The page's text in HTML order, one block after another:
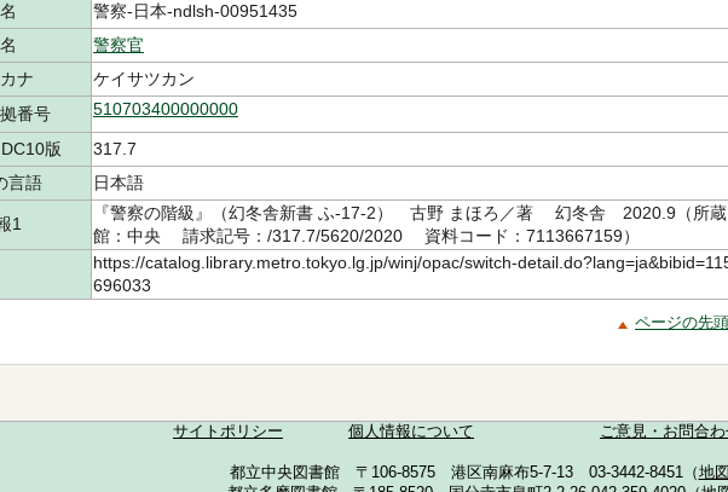
警察-日本-ndlsh-00951435
警察官
ナ
ケイサツカン
番号
510703400000000
版
317.7
言語
日本語
1
『警察の階級』（幻冬舎新書 ふ-17-2） 古野 まほろ／著 幻冬舎 2020.9（所蔵
館：中央 請求記号：/317.7/5620/2020 資料コード：7113667159）
https://catalog.library.metro.tokyo.lg.jp/winj/opac/switch-
696033
ページの先
サイトポリシー 個人情報について ご意見・お問合
都立中央図書館 〒106-8575 港区南麻布5-7-13 03-3442-8451（地